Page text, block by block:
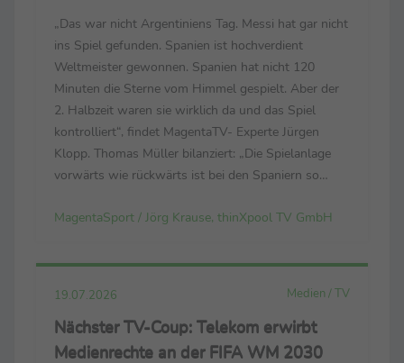
„Das war nicht Argentiniens Tag. Messi hat gar nicht
ins Spiel gefunden. Spanien ist hochverdient
Weltmeister gewonnen. Spanien hat nicht 120
Minuten die Sterne vom Himmel gespielt. Aber der
2. Halbzeit waren sie wirklich da und das Spiel
kontrolliert“, findet MagentaTV- Experte Jürgen
Klopp. Thomas Müller bilanziert: „Die Spielanlage
vorwärts wie rückwärts ist bei den Spaniern so
und Technik. Sie spielen mit allem.“ Luis de la ...
MagentaSport / Jörg Krause, thinXpool TV GmbH
19.07.2026 Medien / TV
Nächster TV-Coup: Telekom erwirbt
Medienrechte an der FIFA WM 2030